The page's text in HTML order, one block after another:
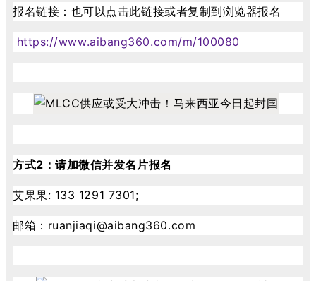
报名链接：也可以点击此链接或者复制到浏览器报名
https://www.aibang360.com/m/100080
方式2：请加微信并发名片报名
艾果果: 133 1291 7301;
邮箱：ruanjiaqi@aibang360.com